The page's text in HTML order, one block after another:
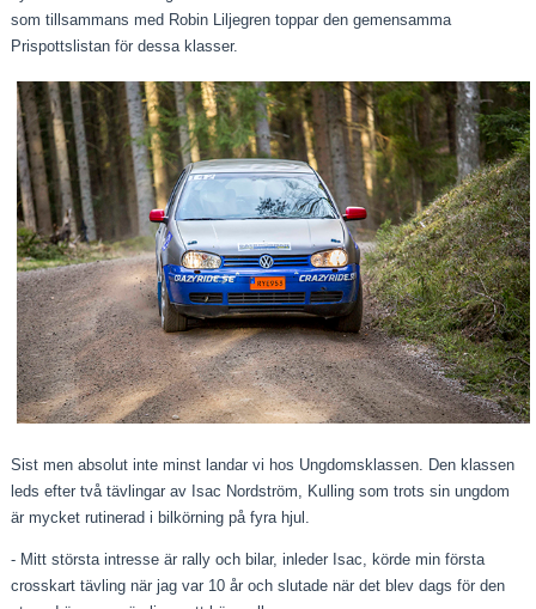
som tillsammans med Robin Liljegren toppar den gemensamma
Prispottslistan för dessa klasser.
Sist men absolut inte minst landar vi hos Ungdomsklassen. Den klassen
leds efter två tävlingar av Isac Nordström, Kulling som trots sin ungdom
är mycket rutinerad i bilkörning på fyra hjul.
- Mitt största intresse är rally och bilar, inleder Isac, körde min första
crosskart tävling när jag var 10 år och slutade när det blev dags för den